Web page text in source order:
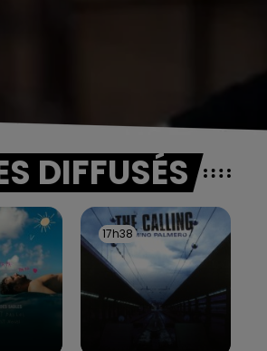
DIFFUSÉS
17h38
17h38